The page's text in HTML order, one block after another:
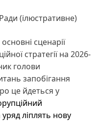
(ілюстративне)
сценарії
стратегії на 2026-
голови
запобігання
це йдеться у
ліплять нову